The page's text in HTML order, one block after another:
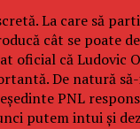
La care să
cât se
oficial că
De natură
PNL
putem intui și